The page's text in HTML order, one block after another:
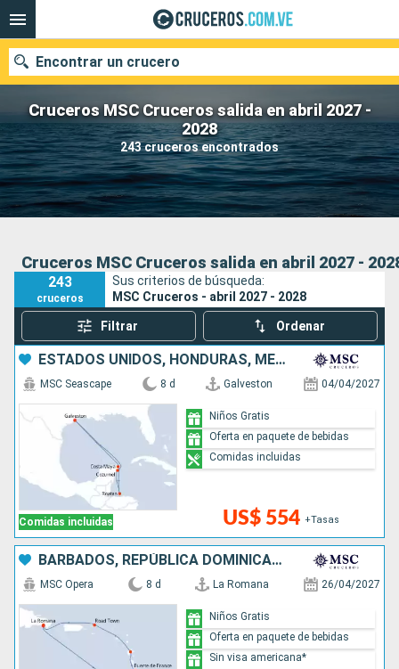
Cruceros MSC Cruceros salida en abril 2027 -
2028
243 cruceros encontrados
Encontrar un crucero
Nuestros destinos
Fecha de salida
Buscar
Cruceros MSC Cruceros salida en abril 2027 -
243
cruceros
Sus criterios de búsqueda:
MSC Cruceros - abril 2027 - 2028
Filtrar Ordenar
ESTADOS UNIDOS, HONDURAS, MÉXICO
Comidas incluidas
MSC Seascape 8 d Galveston 04/04/2027
US$ 554 +Tasas
Niños Gratis
Oferta en paquete de bebidas
Comidas incluidas
BARBADOS, REPÚBLICA DOMINICANA
MSC Opera 8 d La Romana 26/04/2027
Niños Gratis
Oferta en paquete de bebidas
Sin visa americana*